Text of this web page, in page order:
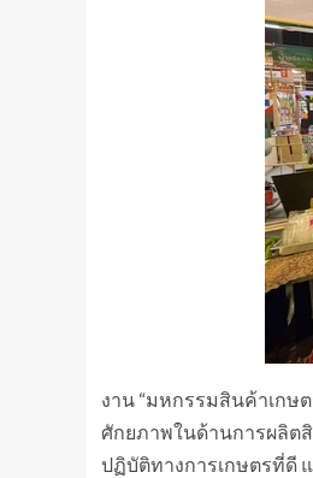
งาน “มหกรรมสินค้าเกษ
ศักยภาพในด้านการผลิต
ปฏิบัติทางการเกษตรที่ดี